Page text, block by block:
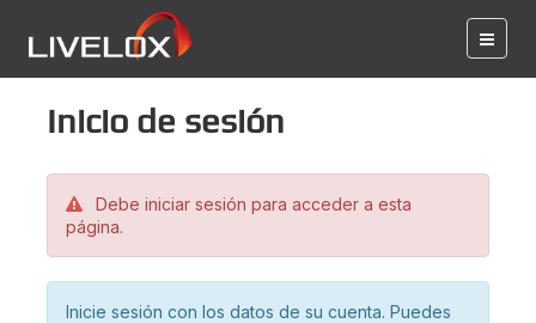
Inicio de sesión
Debe iniciar sesión para acceder a esta
página.
Inicie sesión con los datos de su cuenta. Puedes